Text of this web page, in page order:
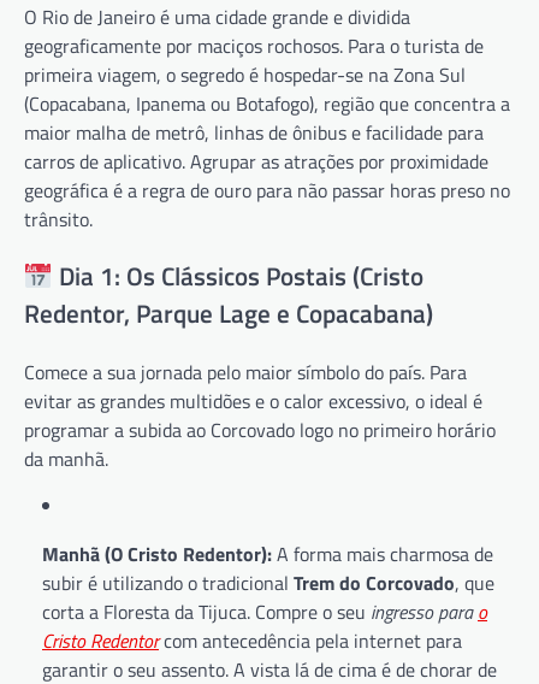
O Rio de Janeiro é uma cidade grande e dividida
geograficamente por maciços rochosos. Para o turista de
primeira viagem, o segredo é hospedar-se na Zona Sul
(Copacabana, Ipanema ou Botafogo), região que concentra a
maior malha de metrô, linhas de ônibus e facilidade para
carros de aplicativo. Agrupar as atrações por proximidade
geográfica é a regra de ouro para não passar horas preso no
trânsito.
Dia 1: Os Clássicos Postais (Cristo
Redentor, Parque Lage e Copacabana)
Comece a sua jornada pelo maior símbolo do país. Para
evitar as grandes multidões e o calor excessivo, o ideal é
programar a subida ao Corcovado logo no primeiro horário
da manhã.
Manhã (O Cristo Redentor):A forma mais charmosa de
subir é utilizando o tradicional Trem do Corcovado, que
corta a Floresta da Tijuca. Compre o seu ingresso parao
Cristo Redentorcom antecedência pela internet para
garantir o seu assento. A vista lá de cima é de chorar de